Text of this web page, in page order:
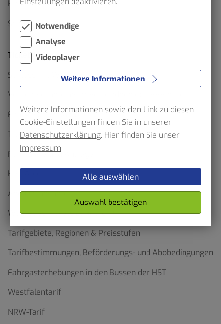
Haltestellenskizzen
Schülerverkehr
Ticketfinder
Schluss mit Waben Wirrwarr
Verkehrserhebung im Verbundgebiet – VRR bittet
Fahrgäste um Mithilfe
Ticketfinder
Formulare und Anträge
HST App
Abo-Onlineshop
Wo gibt es Tickets zu kaufen?
Tarifgebiete, Regionen & Preisstufen
Tarifbestimmungen, Beförderungs- und Abobedingungen
Fahrgasterhebungen in den Bussen der HST
Westfalentarif
NRW-Tarif
Notwendige
Analyse
Videoplayer
Weitere Informationen
Weitere Informationen sowie den Link zu diesen
Cookie-Einstellungen finden Sie in unserer
Datenschutzerklärung. Hier finden Sie unser
Impressum.
Alle auswählen
Auswahl bestätigen